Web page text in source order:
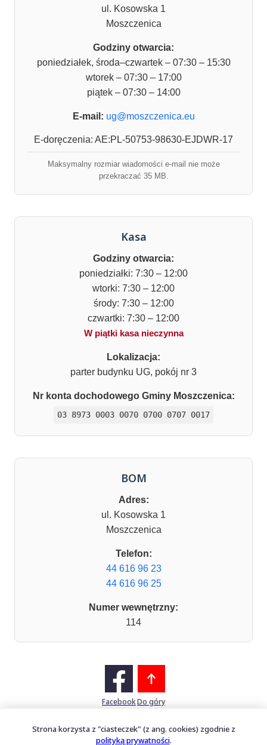
ul. Kosowska 1
Moszczenica
Godziny otwarcia:
poniedziałek, środa–czwartek – 07:30 – 15:30
wtorek – 07:30 – 17:00
piątek – 07:30 – 14:00
E-mail: ug@moszczenica.eu
E-doręczenia: AE:PL-50753-98630-EJDWR-17
Maksymalny rozmiar wiadomości e-mail nie może
przekraczać 35 MB.
Kasa
Godziny otwarcia:
poniedziałki: 7:30 – 12:00
wtorki: 7:30 – 12:00
środy: 7:30 – 12:00
czwartki: 7:30 – 12:00
W piątki kasa nieczynna
Lokalizacja:
parter budynku UG, pokój nr 3
Nr konta dochodowego Gminy Moszczenica:
03 8973 0003 0070 0700 0707 0017
BOM
Adres:
ul. Kosowska 1
Moszczenica
Telefon:
44 616 96 23
44 616 96 25
Numer wewnętrzny:
114
FacebookDo góry
Strona korzysta z "ciasteczek" (z ang. cookies) zgodnie z
polityką prywatności.